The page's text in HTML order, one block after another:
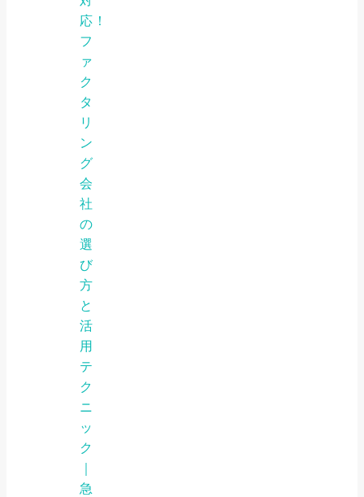
応！
フ
ァ
ク
タ
リ
ン
グ
会
社
の
選
び
方
と
活
用
テ
ク
ニ
ッ
ク
急